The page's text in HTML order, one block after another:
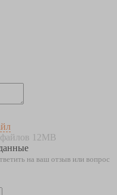
12MB
на ваш отзыв или вопрос